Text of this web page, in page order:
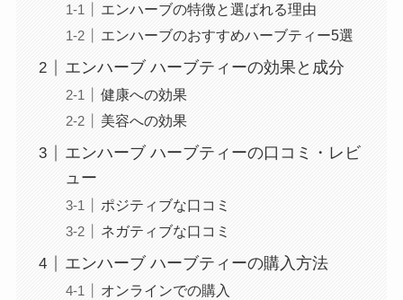
エンハーブの特徴と選ばれる理由
エンハーブのおすすめハーブティー5選
エンハーブ ハーブティーの効果と成分
健康への効果
美容への効果
エンハーブ ハーブティーの口コミ・レビ
ュー
ポジティブな口コミ
ネガティブな口コミ
エンハーブ ハーブティーの購入方法
オンラインでの購入